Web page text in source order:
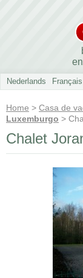
Nederlands Français
Home > Casa de
Luxemburgo >
Chalet